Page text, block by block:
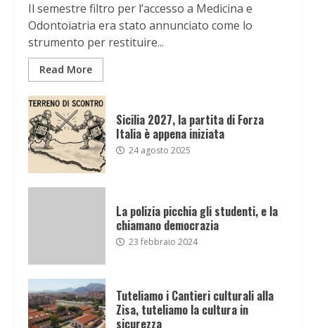
Il semestre filtro per l’accesso a Medicina e
Odontoiatria era stato annunciato come lo
strumento per restituire...
Read More
Sicilia 2027, la partita di Forza
Italia è appena iniziata
24 agosto 2025
La polizia picchia gli studenti, e la
chiamano democrazia
23 febbraio 2024
Tuteliamo i Cantieri culturali alla
Zisa, tuteliamo la cultura in
sicurezza